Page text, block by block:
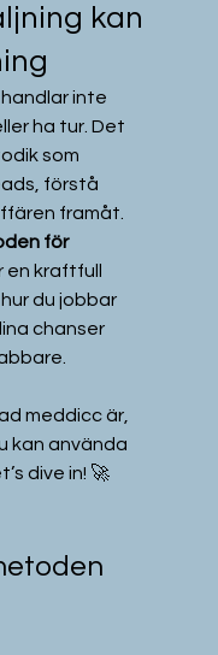
kan
inte
ha tur. Det
som
förstå
framåt.
för
en kraftfull
du jobbar
chanser
meddicc är,
kan använda
dive in! 🚀